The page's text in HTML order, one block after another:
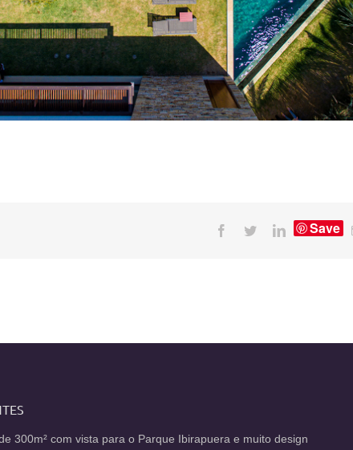
Facebook
TwitterLinkedIn
Save
300m² com vista para o Parque Ibirapuera e muito design